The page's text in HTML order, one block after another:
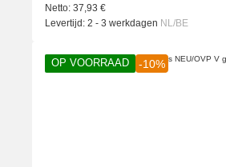
Netto: 37,93 €
Levertijd: 2 - 3 werkdagen NL/BE
OP VOORRAAD -10%